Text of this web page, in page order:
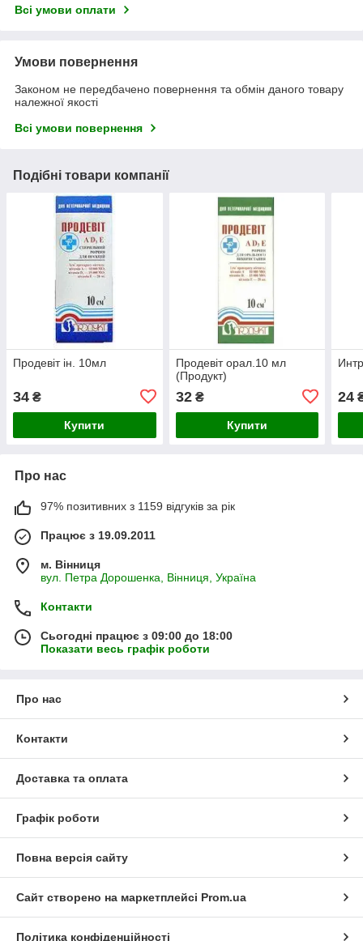
Всі умови оплати
Умови повернення
Законом не передбачено повернення та обмін даного товару
належної якості
Всі умови повернення
Подібні товари компанії
Продевіт ін. 10мл
34 ₴
Купити
Продевіт орал.10 мл
(Продукт)
32₴
Купити
24
Про нас
97% позитивних з 1159 відгуків за рік
Працює з 19.09.2011
м. Вінниця
вул. Петра Дорошенка, Вінниця, Україна
Контакти
Сьогодні працює з 09:00 до 18:00
Показати весь графік роботи
Про нас
Контакти
Доставка та оплата
Графік роботи
Повна версія сайту
Сайт створено на маркетплейсі Prom.ua
Політика конфіденційності